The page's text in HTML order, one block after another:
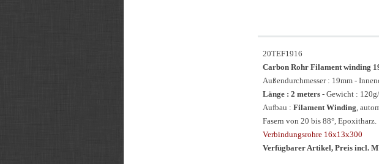
20TEF1916
Carbon Rohr Filament winding
Außendurchmesser : 19mm -
Länge : 2 meters - Gewicht :
Aufbau : Filament Winding,
Fasern von 20 bis 88°, Epoxitharz.
Verbindungsrohre 16x13x300
Verfügbarer Artikel, Preis incl.